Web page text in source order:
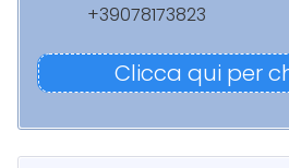
+39078173823
Clicca qui per